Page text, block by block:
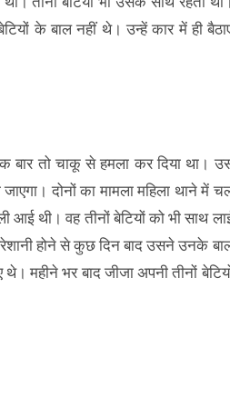
के बाल नहीं थे। उन्हें कार में ही
बार तो चाकू से हमला कर दिया था।
दोनों का मामला महिला थाने में
आई थी। वह तीनों बेटियों को भी साथ
होने से कुछ दिन बाद उसने उनके
महीने भर बाद जीजा अपनी तीनों